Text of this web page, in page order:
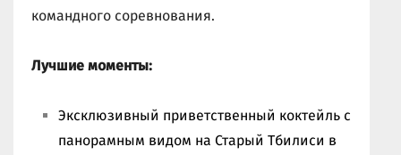
командного соревнования.
Лучшие моменты:
Эксклюзивный приветственный коктейль с
панорамным видом на Старый Тбилиси в